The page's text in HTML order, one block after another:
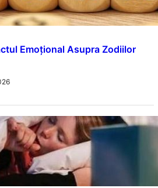
Emoțional Asupra Zodiilor